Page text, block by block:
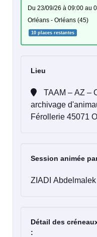
du 23/09/26 à 09:00 au 04/12/26 à 17:00 - TAAM – AZ –
Orléans - Orléans (45)
10 places restantes
Lieu
archivage
Férollerie 45071
Session animée
ZIADI Abdelmalek
Détail des
: